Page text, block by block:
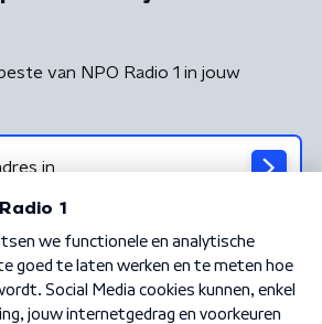
van NPO Radio 1 in jouw